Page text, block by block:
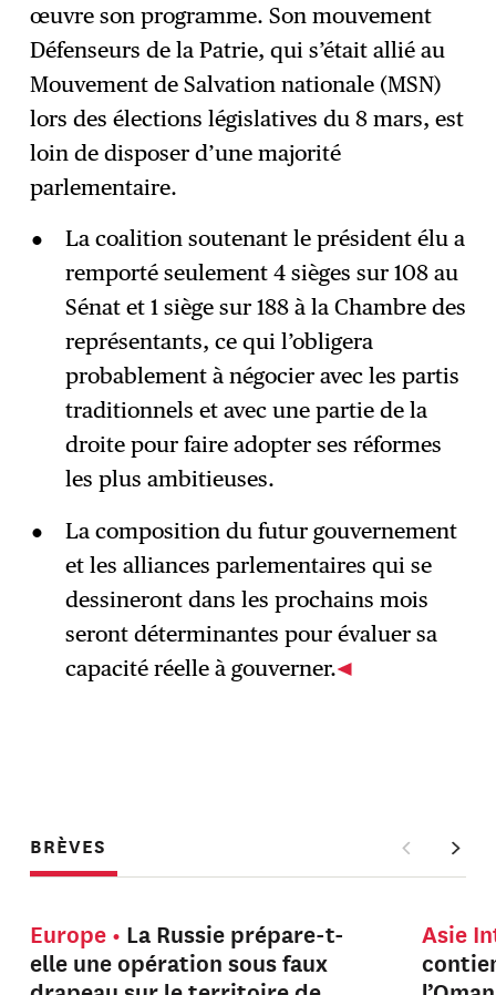
œuvre son programme. Son mouvement
Défenseurs de la Patrie, qui s’était allié au
Mouvement de Salvation nationale (MSN)
lors des élections législatives du 8 mars, est
loin de disposer d’une majorité
parlementaire.
La coalition soutenant le président élu a
remporté seulement 4 sièges sur 108 au
Sénat et 1 siège sur 188 à la Chambre des
représentants, ce qui l’obligera
probablement à négocier avec les partis
traditionnels et avec une partie de la
droite pour faire adopter ses réformes
les plus ambitieuses.
La composition du futur gouvernement
et les alliances parlementaires qui se
dessineront dans les prochains mois
seront déterminantes pour évaluer sa
capacité réelle à gouverner.
BRÈVES
Europe
La Russie prépare-t-
elle une opération sous faux
Asie